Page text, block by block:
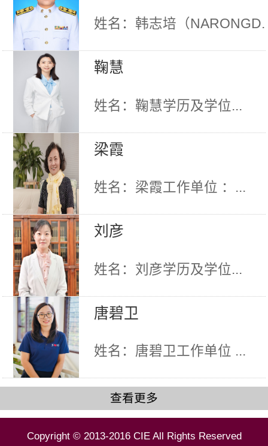
姓名：韩志培（
鞠慧
姓名：鞠慧学历及学位...
梁霞
姓名：梁霞工作单位 ：...
刘彦
姓名：刘彦学历及学位...
唐碧卫
姓名：唐碧卫工作单位 ...
查看更多
Copyright © 2013-2016 CIE All Rights Reserved